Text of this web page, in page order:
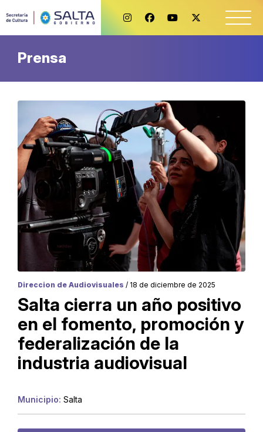
Prensa
Direccion de Audiovisuales / 18 de diciembre de 2025
Salta cierra un año positivo
en el fomento, promoción y
federalización de la
industria audiovisual
Municipio: Salta